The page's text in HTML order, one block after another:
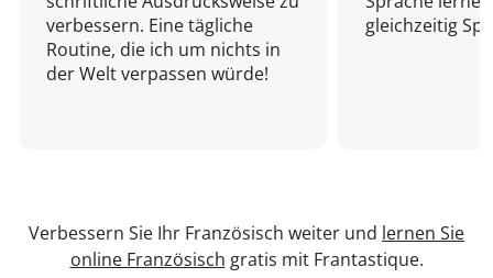
verbessern. Eine tägliche
Routine, die ich um nichts in
der Welt verpassen würde!
gleichzeitig
Verbessern Sie Ihr Französisch weiter und lernen Sie
online Französisch gratis mit Frantastique.